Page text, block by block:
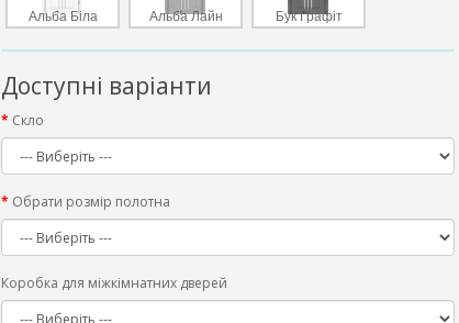
Альба Біла Альба Лайн Бук Графіт
Доступні варіанти
Скло
Обрати розмір полотна
Коробка для міжкімнатних дверей